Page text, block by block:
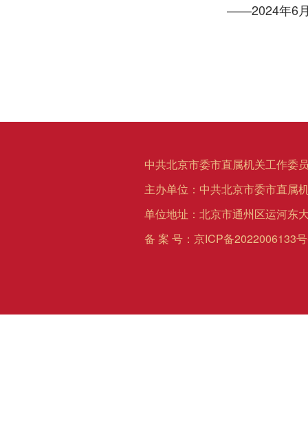
——2024年6月
中共北京市委市直属机关工作委
主办单位：中共北京市委市直属
单位地址：北京市通州区运河东
备 案 号： 京ICP备2022006133